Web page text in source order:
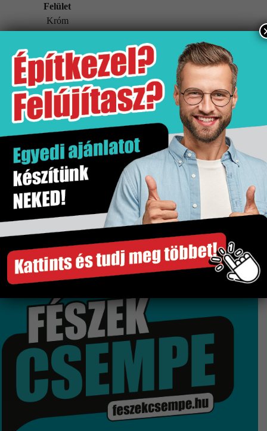
Felület
Króm
További információk
Tömeg 5 kg
Értékesítési egység db
Felület Króm
Gyártó Hansgrohe
Kiszerelés
Szakértő segítség
Gyors és megbízható szállítás
Több száz termék raktárról